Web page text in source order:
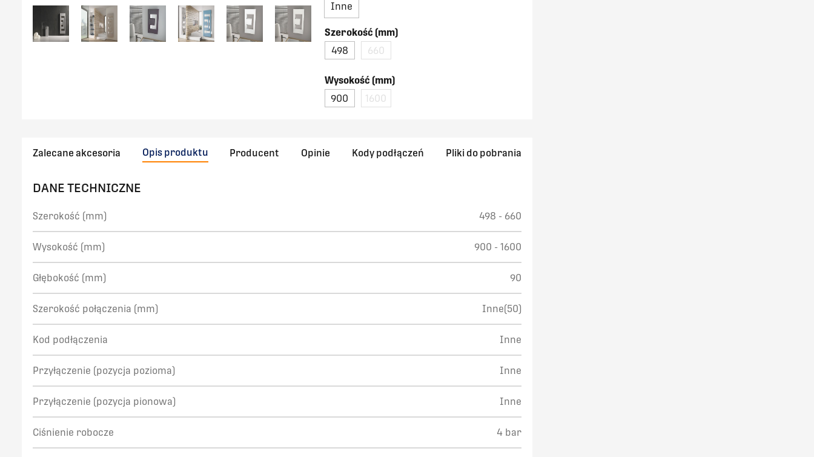
Inne
Szerokość (mm)
498
660
Wysokość (mm)
900
1600
Zalecane akcesoria Opis produktu Producent Opinie Kody podłączeń Pliki do pobrania
DANE TECHNICZNE
Szerokość (mm) 498 - 660
Wysokość (mm) 900 - 1600
Głębokość (mm) 90
Szerokość połączenia (mm) Inne(50)
Kod podłączenia Inne
Przyłączenie (pozycja pozioma) Inne
Przyłączenie (pozycja pionowa) Inne
Ciśnienie robocze 4 bar